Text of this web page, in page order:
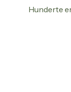
Hunderte